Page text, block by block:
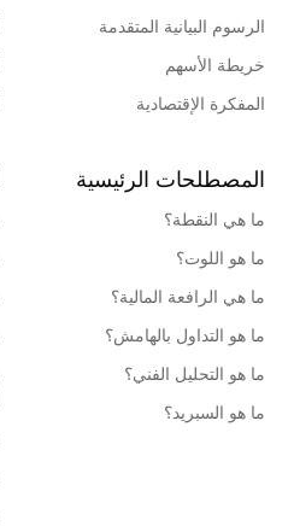
الرسوم البيانية المتقدمة
خريطة الأسهم
المفكرة الإقتصادية
المصطلحات الرئيسية
ما هي النقطة؟
ما هو اللوت؟
ما هي الرافعة المالية؟
ما هو التداول بالهامش؟
ما هو التحليل الفني؟
ما هو السبريد؟